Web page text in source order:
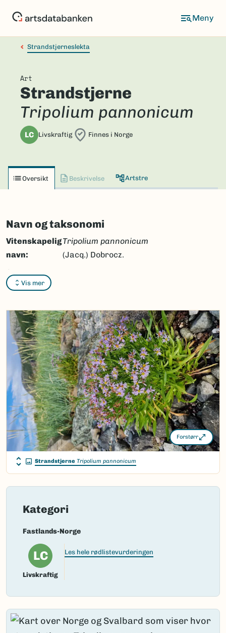
Strandstjerneslekta
Art
Strandstjerne
Tripolium pannonicum
LC Livskraftig Finnes i Norge
Oversikt Beskrivelse Artstre
Navn og taksonomi
Vis mer
Vitenskapelig
navn:
Tripolium pannonicum
(Jacq.) Dobrocz.
Synonymer:
Bokmål:strandstjerne
Nynorsk:strandstjerne
Nordsamisk/Davvisámegiella:riddoáster
Vitenskapelig navn ID:100908
Takson ID:60868
Gå til Nortaxa for flere detaljer
(Ekstern lenke)
Forstørr
Strandstjerne Tripolium pannonicum
Kategori
Fastlands-Norge
LC
Livskraftig
Les hele rødlistevurderingen